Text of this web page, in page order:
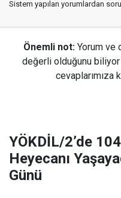
Sistem yapılan yorumlardan
Önemli not: Yorum ve
değerli olduğunu biliyor
cevaplarımıza
YÖKDİL/2’de
Heyecanı
Günü